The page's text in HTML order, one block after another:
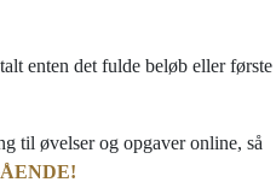
enten det fulde beløb eller første
til øvelser og opgaver online, så